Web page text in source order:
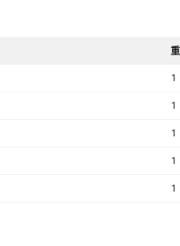
1
1
1
1
1